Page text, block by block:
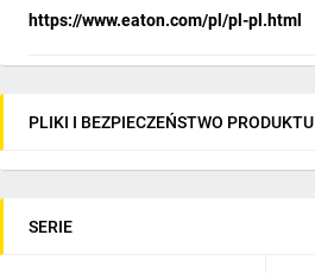
https://www.eaton.com/pl/pl-pl.html
PLIKI I BEZPIECZEŃSTWO PRODUKTU
SERIE